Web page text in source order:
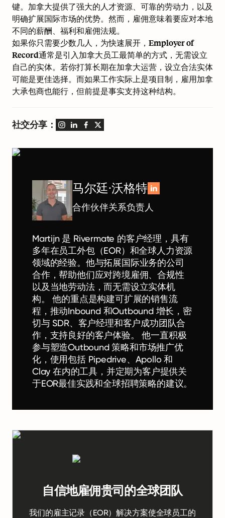
键。加拿大提供了强大的人才资源、可靠的劳动力，以及
明确扩展国际市场的优势。然而，雇佣意味着要应对本地
不同的薪酬、福利和雇佣法规。
如果你只需要少数几人，为快速展开，Employer of
Record通常是引入加拿大员工最简单的方式，无需设立
自己的实体。若你打算长期在加拿大运营，设立合法实体
可能是更佳选择。而如果工作实际上是项目制，雇用加拿
大承包商也能行，但前提是事实支持这种结构。
社交分享：
马尔廷·沃格特
合作伙伴关系负责人
Martijn 是 Rivermate 的客户经理，具有
多年在员工外包（EOR）和全球人力资源
领域的经验。他与拓展国际业务的公司
合作，帮助他们应对跨境雇佣、合规性
以及当地劳动法，而无需设立实体机
构。 他的重点是构建可扩展的销售流
程，推动Inbound 和Outbound 增长，密
切与 SDR、客户经理和客户成功团队合
作，支持良好的客户体验。 他一直积极
参与塑造Outbound 策略和市场推广优
化，使用包括 Pipedrive、Apollo 和
Clay 在内的工具，并定期为客户提供关
于EOR最佳实践和全球招聘策略的建议。
自信地雇佣贵司的全球团队
我们的雇主记录（EOR）解决方案使全球员工的